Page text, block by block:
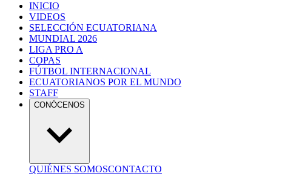
INICIO
VIDEOS
SELECCIÓN ECUATORIANA
MUNDIAL 2026
LIGA PRO A
COPAS
FÚTBOL INTERNACIONAL
ECUATORIANOS POR EL MUNDO
STAFF
CONÓCENOS
QUIÉNES SOMOSCONTACTO